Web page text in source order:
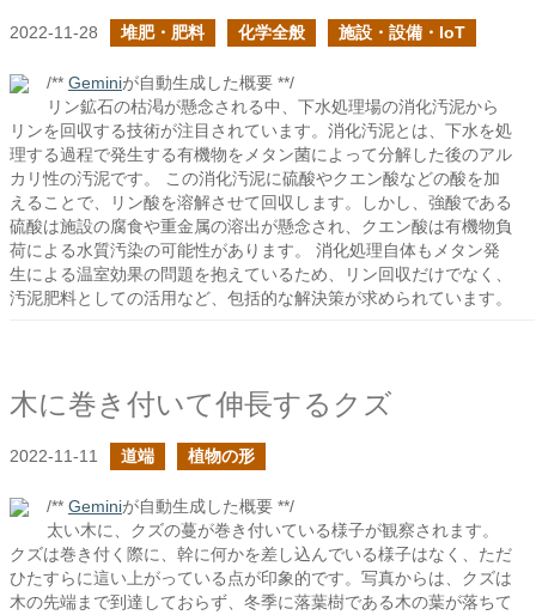
2022-11-28 堆肥・肥料 化学全般 施設・設備・IoT
/** Geminiが自動生成した概要 **/
リン鉱石の枯渇が懸念される中、下水処理場の消化汚泥から
リンを回収する技術が注目されています。消化汚泥とは、下水を処
理する過程で発生する有機物をメタン菌によって分解した後のアル
カリ性の汚泥です。 この消化汚泥に硫酸やクエン酸などの酸を加
えることで、リン酸を溶解させて回収します。しかし、強酸である
硫酸は施設の腐食や重金属の溶出が懸念され、クエン酸は有機物負
荷による水質汚染の可能性があります。 消化処理自体もメタン発
生による温室効果の問題を抱えているため、リン回収だけでなく、
汚泥肥料としての活用など、包括的な解決策が求められています。
木に巻き付いて伸長するクズ
2022-11-11 道端 植物の形
/** Geminiが自動生成した概要 **/
太い木に、クズの蔓が巻き付いている様子が観察されます。
クズは巻き付く際に、幹に何かを差し込んでいる様子はなく、ただ
ひたすらに這い上がっている点が印象的です。写真からは、クズは
木の先端まで到達しておらず、冬季に落葉樹である木の葉が落ちて